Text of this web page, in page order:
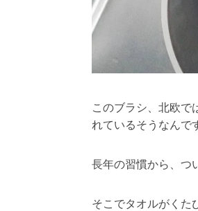
このブラシ、北欧で
れているそうなんで
長年の習慣から、つ
そこでタオルがくた